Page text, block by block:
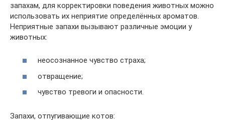
запахам, для корректировки поведения животных можно
использовать их неприятие определённых ароматов.
Неприятные запахи вызывают различные эмоции у
животных:
неосознанное чувство страха;
отвращение;
чувство тревоги и опасности.
Запахи, отпугивающие котов: